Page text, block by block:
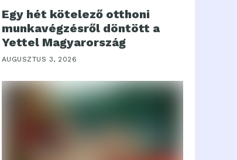
Egy hét kötelező otthoni
munkavégzésről döntött a
Yettel Magyarország
AUGUSZTUS 3, 2026